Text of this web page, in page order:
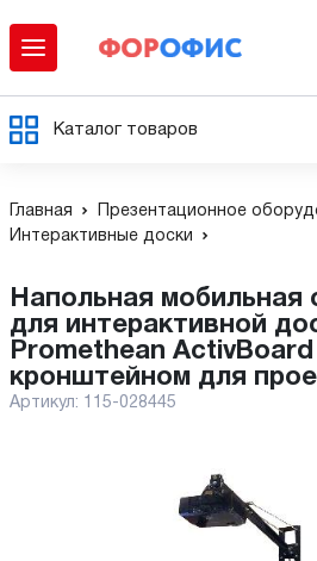
Каталог товаров
Главная
Презентационное
Интерактивные доски
Напольная мобильная стойка
для интерактивной
Promethean ActivBoard
кронштейном для
Артикул: 115-028445